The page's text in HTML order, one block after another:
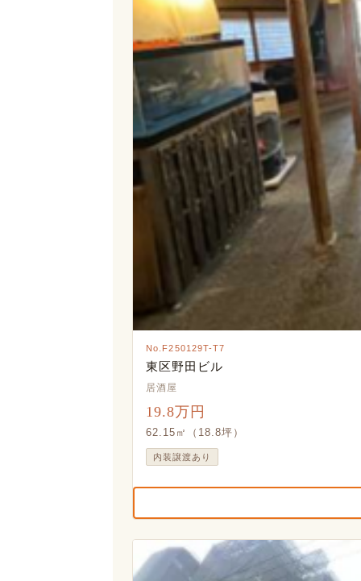
No.F250129T-T7
東区野田ビル
居酒屋
19.8万円
62.15㎡（18.8坪）
内装譲渡あり